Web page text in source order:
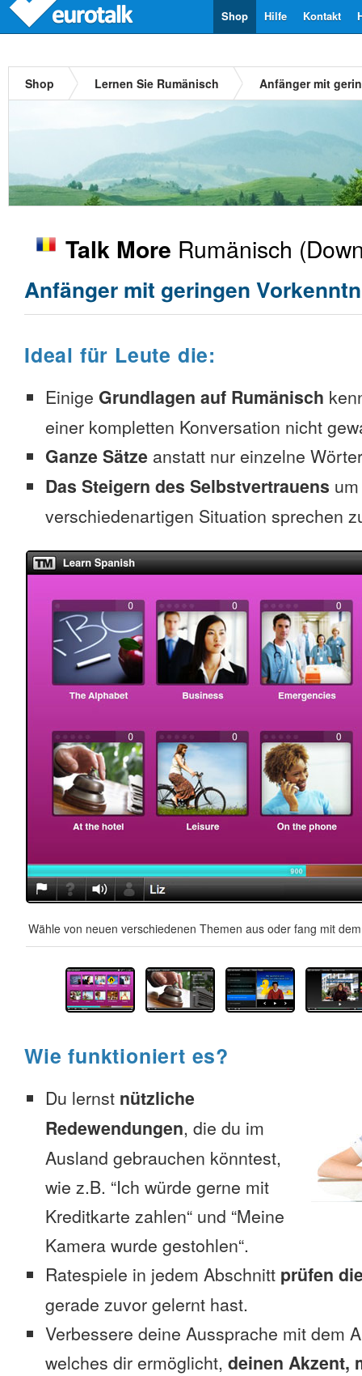
Kontakt
Hilfe
Shop
Shop Lernen Sie Rumänisch Anfänger mit
Talk More Rumänisch
Anfänger mit geringen
Ideal für Leute die:
Einige Grundlagen auf Rumänisch
einer kompletten Konversation nicht
Ganze Sätze anstatt nur einzelne
Das Steigern des Selbstvertrauens
verschiedenartigen Situation sprechen
Wähle von neuen verschiedenen Themen aus oder fang mit
Wie funktioniert es?
Du lernst nützliche
Redewendungen, die du im
Ausland gebrauchen könntest,
wie z.B. “Ich würde gerne mit
Kreditkarte zahlen“ und “Meine
Kamera wurde gestohlen“.
Ratespiele in jedem Abschnitt prüfen
gerade zuvor gelernt hast.
Verbessere deine Aussprache mit dem
welches dir ermöglicht, deinen Akzent,